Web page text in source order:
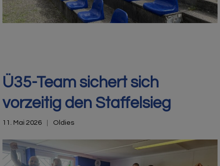
Ü35-Team sichert sich
vorzeitig den Staffelsieg
11. Mai 2026 Oldies